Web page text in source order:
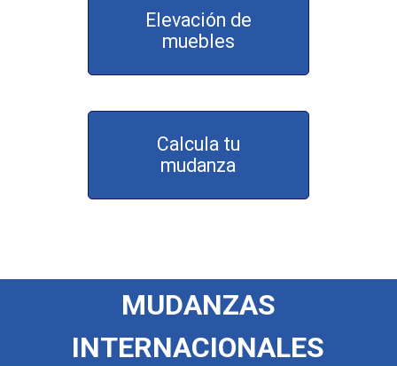
Elevación de
muebles
Calcula tu
mudanza
MUDANZAS
INTERNACIONALES